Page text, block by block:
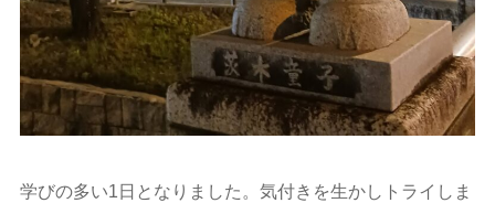
学びの多い1日となりました。気付きを生かしトライしま